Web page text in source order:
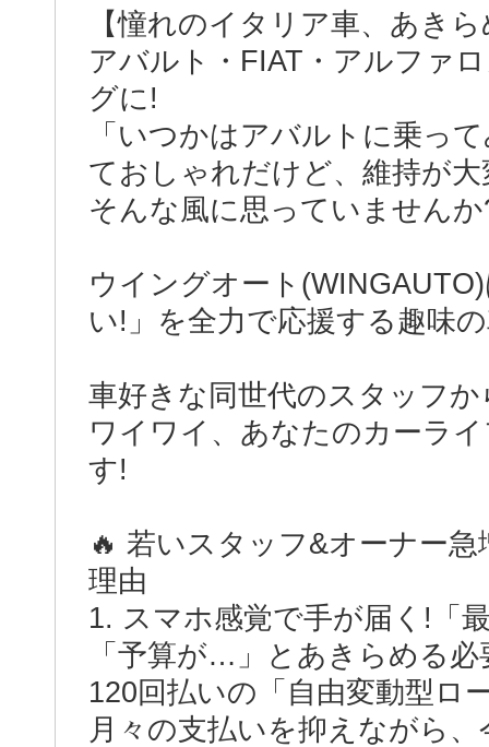
【憧れのイタリア車、あき
アバルト・FIAT・アルファ
グに!
「いつかはアバルトに乗っ
ておしゃれだけど、維持が
そんな風に思っていません
ウイングオート
い!」を全力で応援する趣味
車好きな同世代のスタッフ
ワイワイ、あなたのカーラ
す!
🔥 若いスタッフ&オーナー
理由
1. スマホ感覚で手が届く!「
「予算が…」とあきらめる
120回払いの「自由変動型ロ
月々の支払いを抑えながら